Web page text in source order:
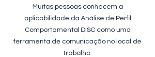
Muitas pessoas conhecem a
aplicabilidade da Análise de Perfil
Comportamental DISC como uma
ferramenta de comunicação no local de
trabalho.